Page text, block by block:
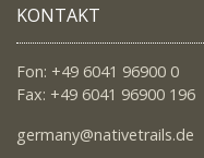
KONTAKT
Fon: +49 6041 96900 0
Fax: +49 6041 96900 196
germany@nativetrails.de